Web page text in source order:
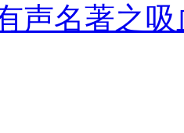
声名著之吸